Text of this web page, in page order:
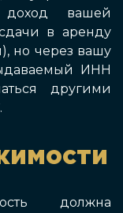
доход вашей
в аренду
но через вашу
ИНН
другими
должна